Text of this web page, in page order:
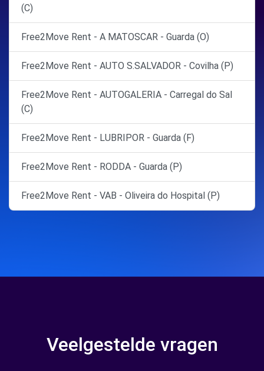
(C)
Free2Move Rent - A MATOSCAR - Guarda (O)
Free2Move Rent - AUTO S.SALVADOR - Covilha (P)
Free2Move Rent - AUTOGALERIA - Carregal do Sal
(C)
Free2Move Rent - LUBRIPOR - Guarda (F)
Free2Move Rent - RODDA - Guarda (P)
Free2Move Rent - VAB - Oliveira do Hospital (P)
Veelgestelde vragen